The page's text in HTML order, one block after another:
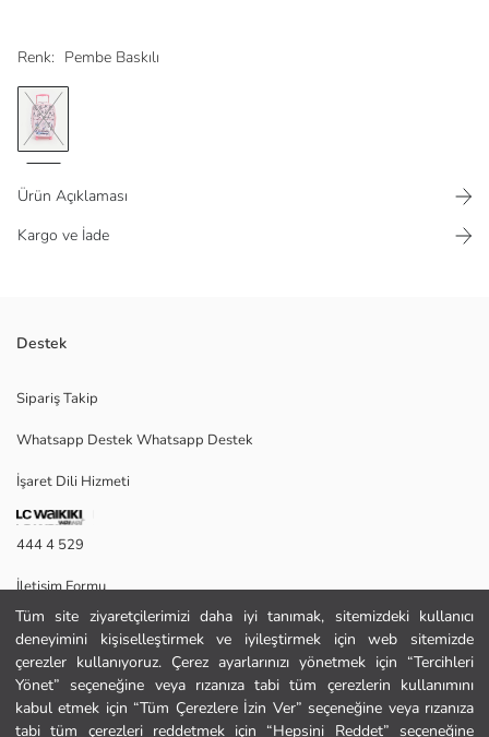
Tüm site ziyaretçilerimizi daha iyi tanımak, sitemizdeki kullanıcı
deneyimini kişiselleştirmek ve iyileştirmek için web sitemizde
çerezler kullanıyoruz. Çerez ayarlarınızı yönetmek için “Tercihleri
Yönet” seçeneğine veya rızanıza tabi tüm çerezlerin kullanımını
kabul etmek için “Tüm Çerezlere İzin Ver” seçeneğine veya rızanıza
tabi tüm çerezleri reddetmek için “Hepsini Reddet” seçeneğine
Renk: Pembe Baskılı
Ürün Açıklaması
Kargo ve İade
fileli yan göze sahiptir. Ayarlanabilir çekme kolu bulunur.
2.Kumaş:
Ana Kumaş:
Astar:
Kaplama:
Menşei:
Satıcı:
Marka:
Cinsiyet:
Desen:
Destek
Sipariş Takip
Whatsapp Destek Whatsapp Destek
İşaret Dili Hizmeti
444 4 529
İletişim Formu
444 4 529
Yardım